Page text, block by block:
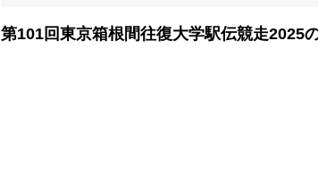
第101回東京箱根間往復大学駅伝競走2025